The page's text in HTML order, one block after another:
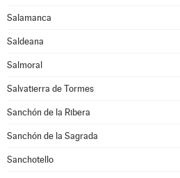
Salamanca
Saldeana
Salmoral
Salvatierra de Tormes
Sanchón de la Ribera
Sanchón de la Sagrada
Sanchotello